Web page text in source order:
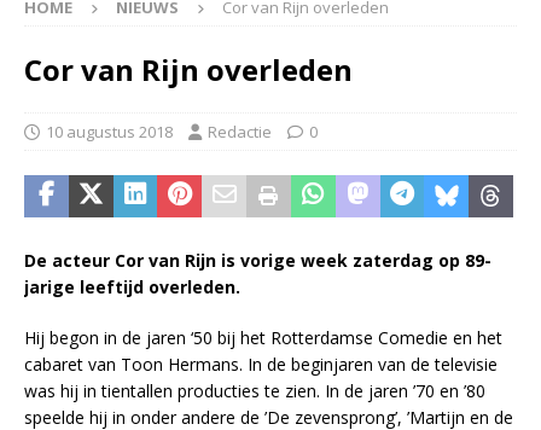
HOME NIEUWS Cor van Rijn overleden
Cor van Rijn overleden
10 augustus 2018 Redactie 0
De acteur Cor van Rijn is vorige week zaterdag op 89-
jarige leeftijd overleden.
Hij begon in de jaren ‘50 bij het Rotterdamse Comedie en het
cabaret van Toon Hermans. In de beginjaren van de televisie
was hij in tientallen producties te zien. In de jaren ’70 en ’80
speelde hij in onder andere de ’De zevensprong’, ’Martijn en de